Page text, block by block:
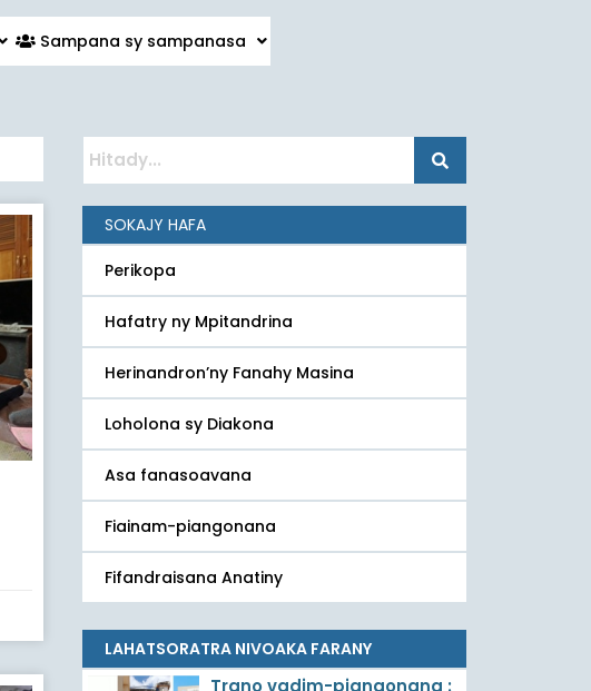
Sampana sy sampanasa
SOKAJY HAFA
Perikopa
Hafatry ny Mpitandrina
Herinandron’ny Fanahy Masina
Loholona sy Diakona
Asa fanasoavana
Fiainam-piangonana
Fifandraisana Anatiny
LAHATSORATRA NIVOAKA FARANY
Trano vadim-piangonana :